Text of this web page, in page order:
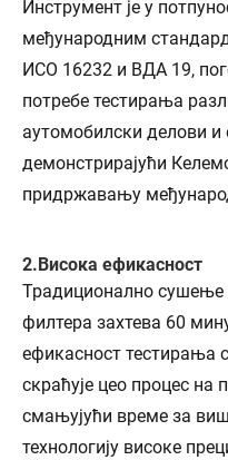
Инструмент је у
међународним
ИСО 16232 и ВДА 19,
потребе тестирања
аутомобилски делови и
демонстрирајући
придржавању
2.Висока ефикасност
Традиционално
филтера захтева 60
ефикасност тестирања
скраћује цео процес
смањујући време за
технологију високе